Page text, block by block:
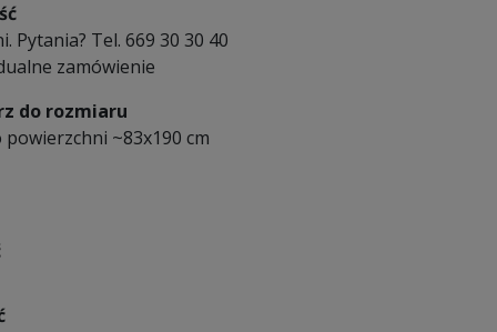
Pytania? Tel. 669 30 30 40
zamówienie
do rozmiaru
powierzchni ~83x190 cm